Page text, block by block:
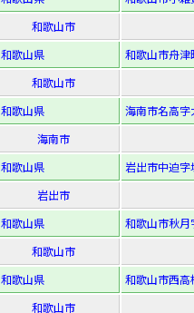
和歌山市
和歌山県
和歌山市舟
和歌山市
和歌山県
海南市名高
海南市
和歌山県
岩出市中迫
岩出市
和歌山県
和歌山市秋
和歌山市
和歌山県
和歌山市西
和歌山市